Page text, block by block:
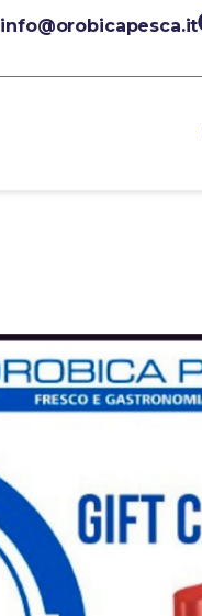
info@orobicapesca.it